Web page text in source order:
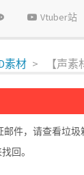
Vtuber站
素材 【声
件，请查看垃圾
回。